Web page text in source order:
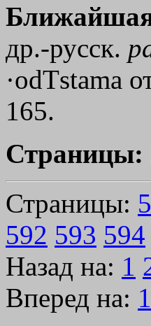
др.-русск.
·odТstama
165.
Страницы:
Страницы:
592 593 594
Назад на: 1
Вперед на: 1